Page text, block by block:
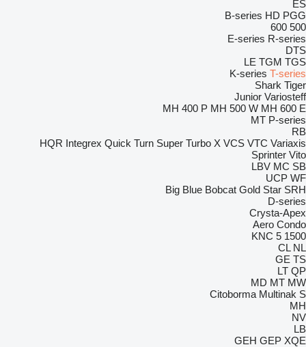
ES
B-series HD PGG
500
600
E-series R-series
DTS
LE TGM TGS
K-series T-series
Shark Tiger
Junior Variosteff
MH 400 P MH 500 W MH 600 E
MT P-series
RB
HQR Integrex Quick Turn Super Turbo X VCS VTC Variaxis
Sprinter Vito
LBV MC SB
UCP WF
Big Blue Bobcat Gold Star SRH
D-series
Crysta-Apex
Aero Condo
KNC 5 1500
CL NL
GE TS
LT QP
MD MT MW
Citoborma Multinak S
MH
NV
LB
GEH GEP XQE